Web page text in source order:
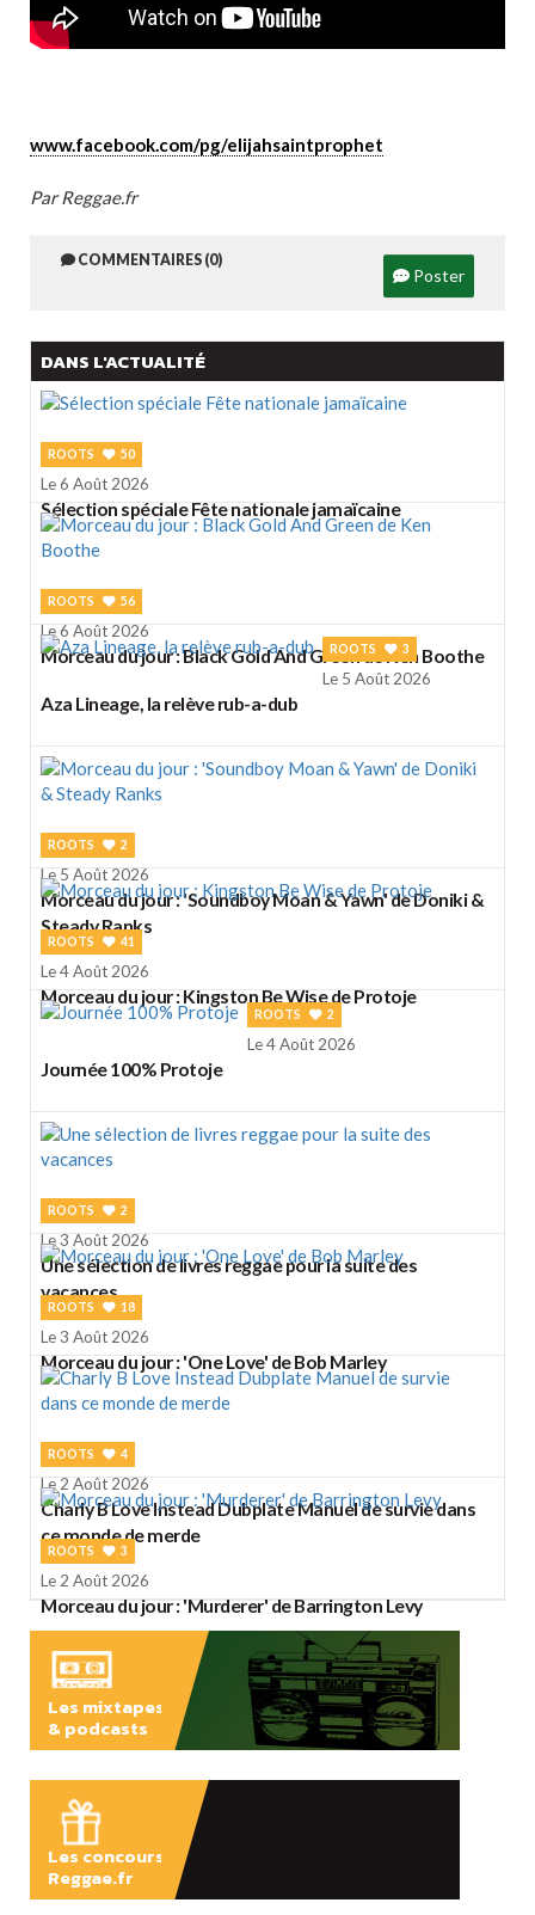
www.facebook.com/pg/elijahsaintprophet
Par Reggae.fr
COMMENTAIRES (0)
Poster
DANS L'ACTUALITÉ
ROOTS 50
Le 6 Août 2026
Sélection spéciale Fête nationale jamaïcaine
ROOTS 56
Le 6 Août 2026
Morceau du jour : Black Gold And Green de Ken Boothe
ROOTS 3
Le 5 Août 2026
Aza Lineage, la relève rub-a-dub
ROOTS 2
Le 5 Août 2026
Morceau du jour : 'Soundboy Moan & Yawn' de Doniki &
Steady Ranks
ROOTS 41
Le 4 Août 2026
Morceau du jour : Kingston Be Wise de Protoje
ROOTS 2
Le 4 Août 2026
Journée 100% Protoje
ROOTS 2
Le 3 Août 2026
Une sélection de livres reggae pour la suite des
vacances
ROOTS 18
Le 3 Août 2026
Morceau du jour : 'One Love' de Bob Marley
ROOTS 4
Le 2 Août 2026
Charly B Love Instead Dubplate Manuel de survie dans
ce monde de merde
ROOTS 3
Le 2 Août 2026
Morceau du jour : 'Murderer' de Barrington Levy
Les mixtapes
& podcasts
Les concours
Reggae.fr